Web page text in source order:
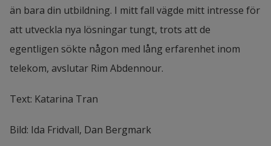
än bara din utbildning. I mitt fall vägde mitt intresse för
att utveckla nya lösningar tungt, trots att de
egentligen sökte någon med lång erfarenhet inom
telekom, avslutar Rim Abdennour.
Text: Katarina Tran
Bild: Ida Fridvall, Dan Bergmark